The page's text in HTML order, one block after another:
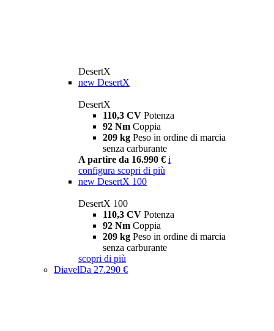
DesertX
new DesertX
DesertX
110,3 CV Potenza
92 Nm Coppia
209 kg Peso in ordine di marcia
senza carburante
A partire da 16.990 € i
configura scopri di più
new DesertX 100
DesertX 100
110,3 CV Potenza
92 Nm Coppia
209 kg Peso in ordine di marcia
senza carburante
scopri di più
DiavelDa 27.290 €